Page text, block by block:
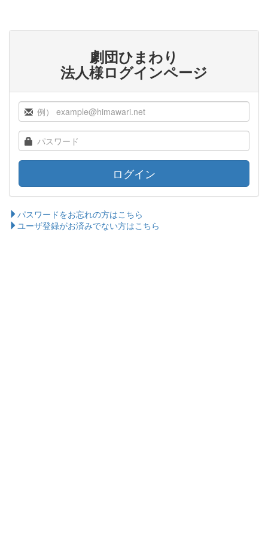
劇団ひまわり
法人様ログインページ
ログイン
パスワードをお忘れの方はこちら
ユーザ登録がお済みでない方はこちら